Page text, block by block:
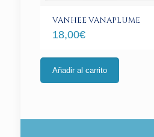
VANHEE VANAPLUME
18,00€
Añadir al carrito